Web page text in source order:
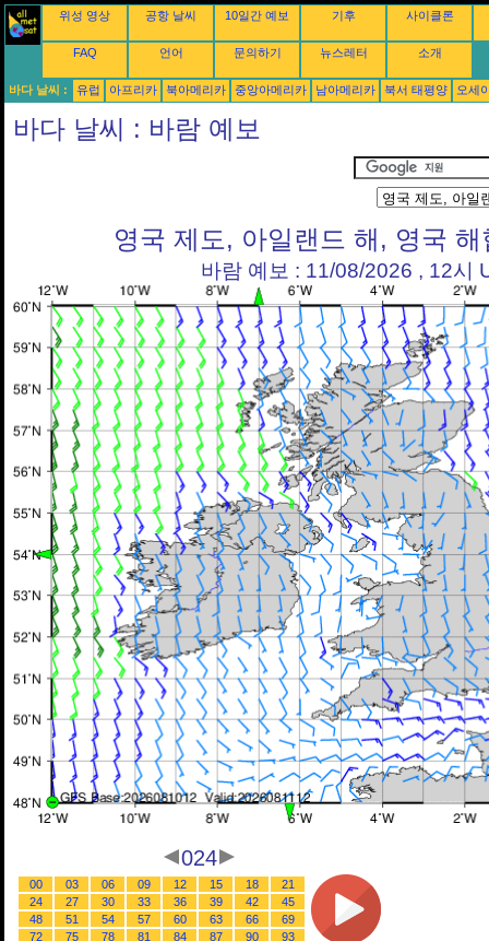
위성 영상 공항 날씨 10일간 예보 기후 사이클론
FAQ 언어 문의하기 뉴스레터 소개
바다 날씨 : 유럽 아프리카 북아메리카 중앙아메리카 남아메리카 북서 태평양 오세
바다 날씨 : 바람 예보
영국 제도, 아일랜드 해, 영국
바람 예보 : 11/08/2026 , 12시
024
00 03 06 09 12 15 18
21
24
27 30 33 36 39 42
45
48
51 54 57 60 63 66
69
72
75 78 81 84 87 90 93